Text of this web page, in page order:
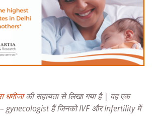
धमीजाकी सहायता से लिखा गया है | वह एक
gynecologist हैं जिनको IVF और Infertility में